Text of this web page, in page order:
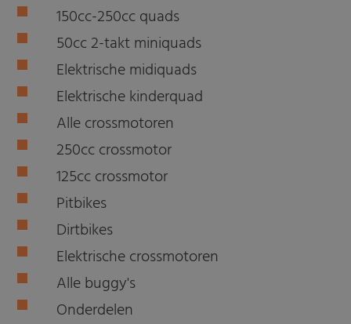
150cc-250cc quads
50cc 2-takt miniquads
Elektrische midiquads
Elektrische kinderquad
Alle crossmotoren
250cc crossmotor
125cc crossmotor
Pitbikes
Dirtbikes
Elektrische crossmotoren
Alle buggy's
Onderdelen